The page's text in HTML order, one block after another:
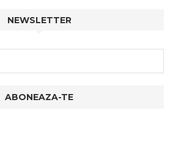
NEWSLETTER